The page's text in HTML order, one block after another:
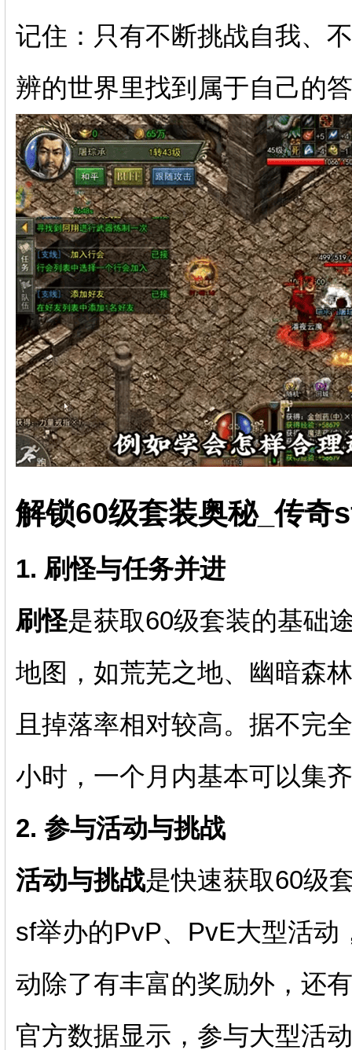
记住：只有不断挑战自我、
辨的世界里找到属于自己的
解锁60级套装奥秘_传奇
1. 刷怪与任务并进
刷怪是获取60级套装的基础
地图，如荒芜之地、幽暗森
且掉落率相对较高。据不完
小时，一个月内基本可以集
2. 参与活动与挑战
活动与挑战是快速获取60级
sf举办的PvP、PvE大型活
动除了有丰富的奖励外，还
官方数据显示，参与大型活